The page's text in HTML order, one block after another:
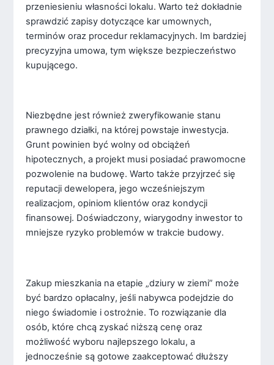
przeniesieniu własności lokalu. Warto też dokładnie
sprawdzić zapisy dotyczące kar umownych,
terminów oraz procedur reklamacyjnych. Im bardziej
precyzyjna umowa, tym większe bezpieczeństwo
kupującego.
Niezbędne jest również zweryfikowanie stanu
prawnego działki, na której powstaje inwestycja.
Grunt powinien być wolny od obciążeń
hipotecznych, a projekt musi posiadać prawomocne
pozwolenie na budowę. Warto także przyjrzeć się
reputacji dewelopera, jego wcześniejszym
realizacjom, opiniom klientów oraz kondycji
finansowej. Doświadczony, wiarygodny inwestor to
mniejsze ryzyko problemów w trakcie budowy.
Zakup mieszkania na etapie „dziury w ziemi” może
być bardzo opłacalny, jeśli nabywca podejdzie do
niego świadomie i ostrożnie. To rozwiązanie dla
osób, które chcą zyskać niższą cenę oraz
możliwość wyboru najlepszego lokalu, a
jednocześnie są gotowe zaakceptować dłuższy